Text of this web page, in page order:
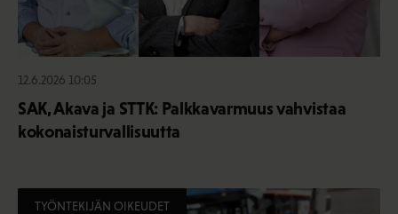
12.6.2026 10:05
SAK, Akava ja STTK: Palkkavarmuus vahvistaa
kokonaisturvallisuutta
TYÖNTEKIJÄN OIKEUDET